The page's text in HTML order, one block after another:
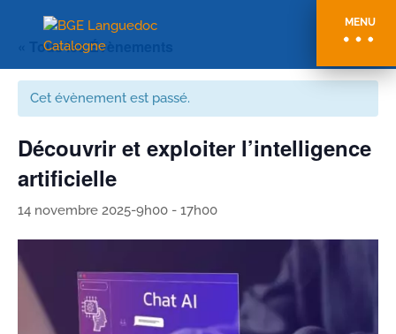
MENU
« Tous les Évènements
Cet évènement est passé.
Découvrir et exploiter l’intelligence
artificielle
14 novembre 2025-9h00 - 17h00